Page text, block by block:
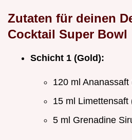
Zutaten für deinen
Cocktail Super Bowl
Schicht 1 (Gold):
120 ml Ananassaft
15 ml Limettensaft
5 ml Grenadine